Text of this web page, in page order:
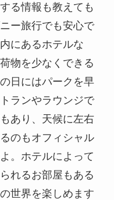
る情報も教えても
ー旅行でも安心で
にあるホテルな
物を少なくできる
日にはパークを早
ランやラウンジで
あり、天候に左右
のもオフィシャル
。ホテルによって
れるお部屋もある
世界を楽しめます